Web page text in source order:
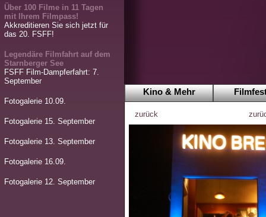
Über 100 Filme in 11 Tagen
mit Ihrem Filmpass!
Akkreditieren Sie sich jetzt für
das 20. FSFF!
Legendäre Filmfahrt auf dem
Starnberger See
FSFF Film-Dampferfahrt: 7.
September
Fotogalerie 10.09.
Fotogalerie 15. September
Fotogalerie 13. September
Fotogalerie 16.09.
Fotogalerie 12. September
Kino & Mehr
zurück